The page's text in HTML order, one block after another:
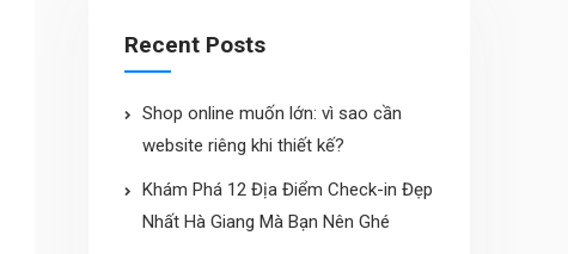
Recent Posts
Shop online muốn lớn: vì sao cần
website riêng khi thiết kế?
Khám Phá 12 Địa Điểm Check-in Đẹp
Nhất Hà Giang Mà Bạn Nên Ghé